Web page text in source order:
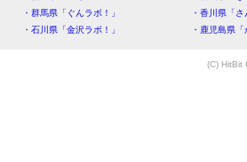
・群馬県「ぐんラボ！」
・香川県「
・石川県「金沢ラボ！」
・鹿児島県
(C) HitBit